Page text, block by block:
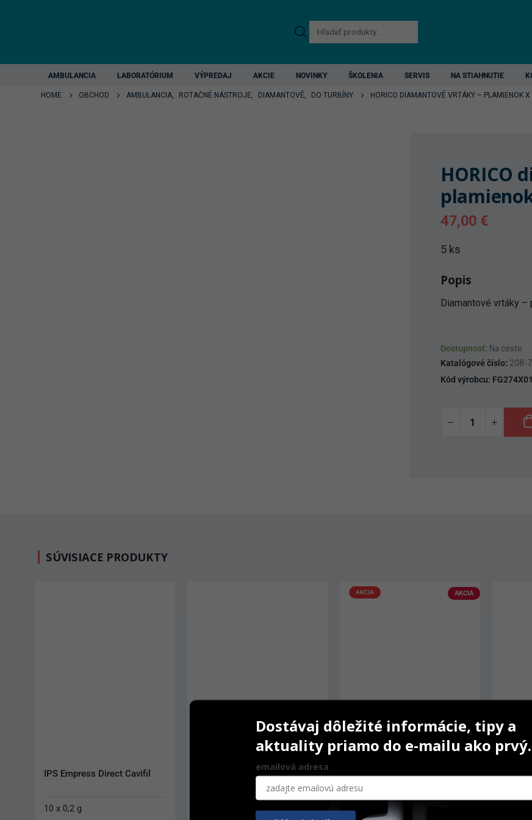
Products
search
AMBULANCIA LABORATÓRIUM VÝPREDAJ AKCIE NOVINKY ŠKOLENIA SERVIS NA STIAHNUTIE
HOME OBCHOD AMBULANCIA, ROTAČNÉ NÁSTROJE, DIAMANTOVÉ, DO TURBÍNY HORICO DIAMANTOVÉ VRTÁKY – PLAMIENOK
HORICO
47,00 €
5 ks
Popis
Diamantové vrtáky –
Dostupnosť: Na ceste
Katalógové číslo: 208-
Kód výrobcu:
SÚVISIACE PRODUKTY
Amaris
4 g
MTWO Ni-Ti Eucalyptol
Dostávaj dôležité informácie, tipy a
aktuality priamo do e-mailu ako prvý.
emailová adresa